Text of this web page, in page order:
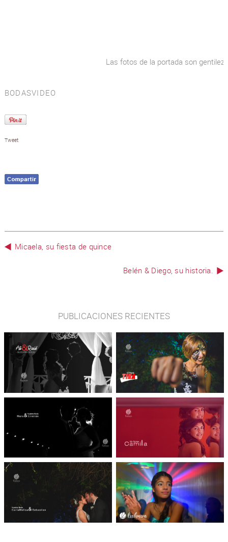
Las fotos de la portada son
BODASVIDEO
Tweet
Micaela, su fiesta de quince
Belén & Diego, su historia.
PUBLICACIONES RECIENTES